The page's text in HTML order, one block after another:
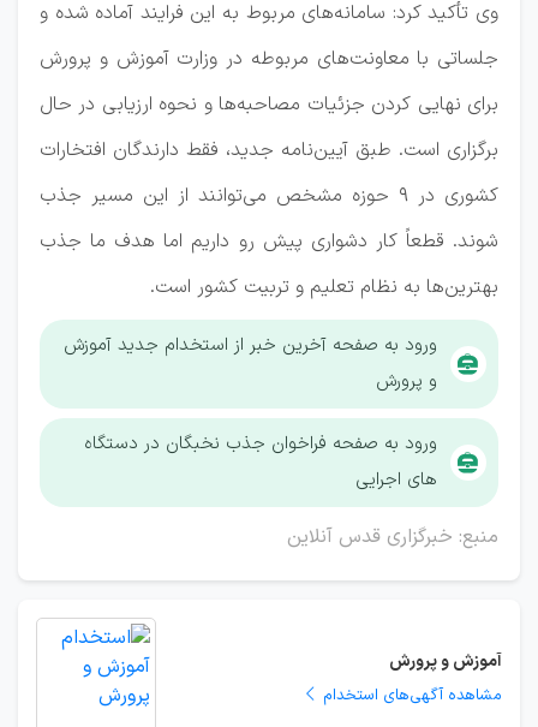
وی تأکید کرد: سامانه‌های مربوط به این فرایند آماده شده و
جلساتی با معاونت‌های مربوطه در وزارت آموزش و پرورش
برای نهایی کردن جزئیات مصاحبه‌ها و نحوه ارزیابی در حال
برگزاری است. طبق آیین‌نامه جدید، فقط دارندگان افتخارات
کشوری در ۹ حوزه مشخص می‌توانند از این مسیر جذب
شوند. قطعاً کار دشواری پیش رو داریم اما هدف ما جذب
بهترین‌ها به نظام تعلیم و تربیت کشور است.
ورود به صفحه آخرین خبر از استخدام جدید آموزش
و پرورش
ورود به صفحه فراخوان جذب نخبگان در دستگاه
های اجرایی
منبع: خبرگزاری قدس آنلاین
آموزش و پرورش
مشاهده آگهی‌های استخدام